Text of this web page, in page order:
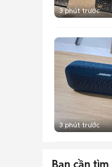
3 phút trước
3 phút trước